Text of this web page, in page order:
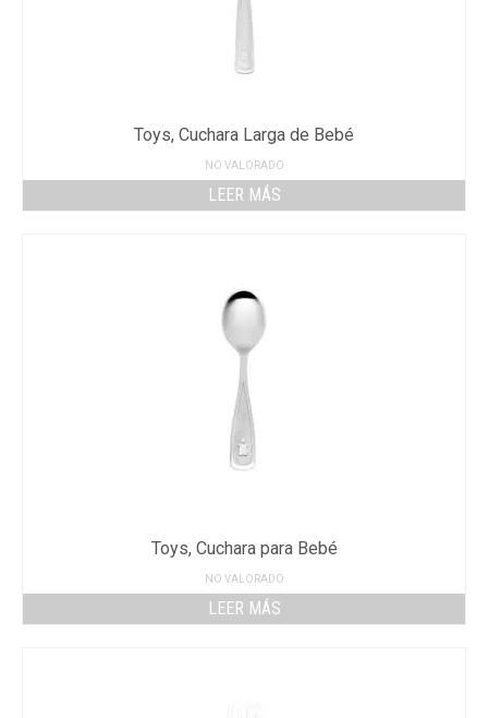
Toys, Cuchara Larga de Bebé
NO VALORADO
LEER MÁS
Toys, Cuchara para Bebé
NO VALORADO
LEER MÁS